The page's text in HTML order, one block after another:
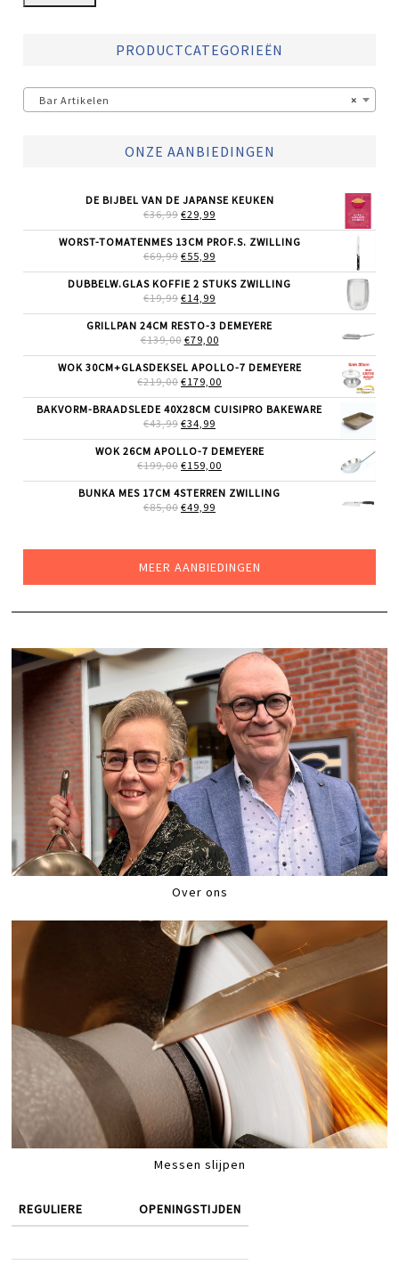
PRODUCTCATEGORIEËN
×
Bar Artikelen
ONZE AANBIEDINGEN
DE BIJBEL VAN DE JAPANSE KEUKEN
€36,99 OORSPRONKELIJKE
WAS:
€36,99.
€29,99
IS:
WORST-TOMATENMES 13CM PROF.S. ZWILLING
€69,99 OORSPRONKELIJKE
WAS:
€69,99.
€55,99
IS:
DUBBELW.GLAS KOFFIE 2 STUKS ZWILLING
€19,99 OORSPRONKELIJKE
WAS:
€19,99.
€14,99
IS:
€14,99.
GRILLPAN 24CM RESTO-3 DEMEYERE
€139,00 OORSPRONKELIJKE
WAS:
€139,00.
€79,00HUIDIGE
IS:
€79,00.
WOK 30CM+GLASDEKSEL APOLLO-7 DEMEYERE
€219,00 OORSPRONKELIJKE
WAS:
€219,00.
€179,00
IS:
BAKVORM-BRAADSLEDE 40X28CM CUISIPRO BAKEWARE
€43,99 OORSPRONKELIJKE
WAS:
€43,99.
€34,99
IS:
€34,99.
WOK 26CM APOLLO-7 DEMEYERE
€199,00 OORSPRONKELIJKE
WAS:
€199,00.
€159,00
IS:
BUNKA MES 17CM 4STERREN ZWILLING
€85,00 OORSPRONKELIJKE
€49,99
MEER AANBIEDINGEN
Over ons
Messen slijpen
REGULIERE OPENINGSTIJDEN